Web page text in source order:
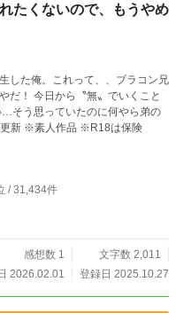
たくないので、もうやめ
した俺。これって、、ブラコン兄
くこと
？？ 弟×兄 ※ゆるゆる更新 ※素人作品 ※R18は保険
/ 31,434件
感想数 1
文字数 2,011
2026.02.01
登録日 2025.10.27